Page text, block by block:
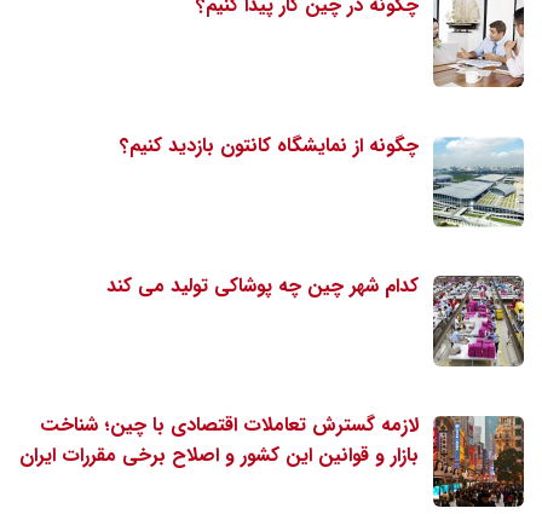
چگونه از نمایشگاه کانتون بازدید کنیم؟
کدام شهر چین چه پوشاکی تولید می کند
لازمه گسترش تعاملات اقتصادی با چین؛ شناخت
بازار و قوانین این کشور و اصلاح برخی مقررات ایران